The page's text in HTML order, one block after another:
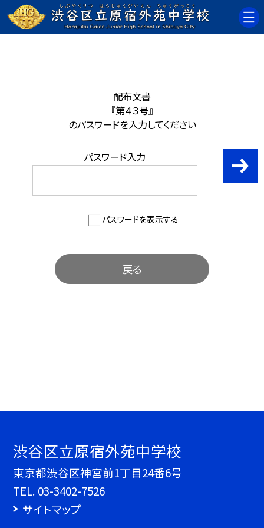
配布文書
『第４３号』
のパスワードを入力してください
パスワード入力
パスワードを表示する
戻る
渋谷区立原宿外苑中学校
東京都渋谷区神宮前1丁目24番6号
TEL. 03-3402-7526
サイトマップ